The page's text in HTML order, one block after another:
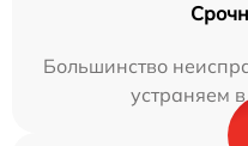
Большинство
устраняем